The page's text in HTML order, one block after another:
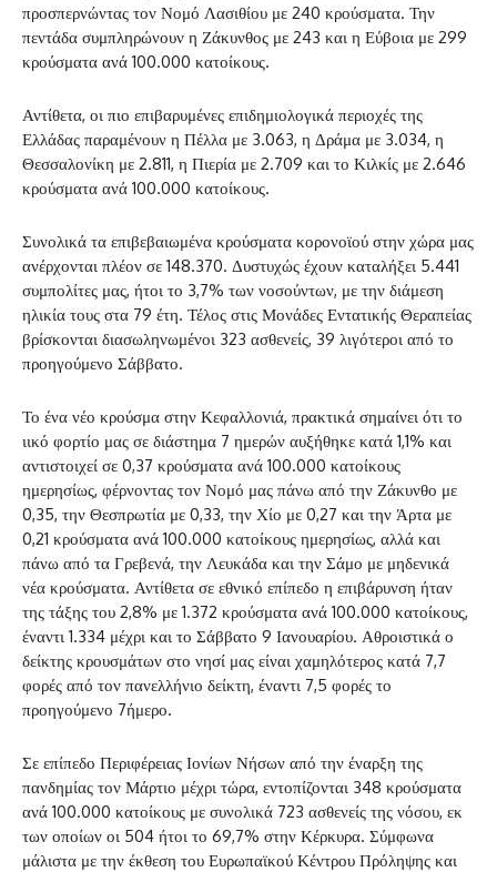
προσπερνώντας τον Νομό Λασιθίου με 240 κρούσματα. Την
πεντάδα συμπληρώνουν η Ζάκυνθος με 243 και η Εύβοια με 299
κρούσματα ανά 100.000 κατοίκους.
Αντίθετα, οι πιο επιβαρυμένες επιδημιολογικά περιοχές της
Ελλάδας παραμένουν η Πέλλα με 3.063, η Δράμα με 3.034, η
Θεσσαλονίκη με 2.811, η Πιερία με 2.709 και το Κιλκίς με 2.646
κρούσματα ανά 100.000 κατοίκους.
Συνολικά τα επιβεβαιωμένα κρούσματα κορονοϊού στην χώρα μας
ανέρχονται πλέον σε 148.370. Δυστυχώς έχουν καταλήξει 5.441
συμπολίτες μας, ήτοι το 3,7% των νοσούντων, με την διάμεση
ηλικία τους στα 79 έτη. Τέλος στις Μονάδες Εντατικής Θεραπείας
βρίσκονται διασωληνωμένοι 323 ασθενείς, 39 λιγότεροι από το
προηγούμενο Σάββατο.
Το ένα νέο κρούσμα στην Κεφαλλονιά, πρακτικά σημαίνει ότι το
ιικό φορτίο μας σε διάστημα 7 ημερών αυξήθηκε κατά 1,1% και
αντιστοιχεί σε 0,37 κρούσματα ανά 100.000 κατοίκους
ημερησίως, φέρνοντας τον Νομό μας πάνω από την Ζάκυνθο με
0,35, την Θεσπρωτία με 0,33, την Χίο με 0,27 και την Άρτα με
0,21 κρούσματα ανά 100.000 κατοίκους ημερησίως, αλλά και
πάνω από τα Γρεβενά, την Λευκάδα και την Σάμο με μηδενικά
νέα κρούσματα. Αντίθετα σε εθνικό επίπεδο η επιβάρυνση ήταν
της τάξης του 2,8% με 1.372 κρούσματα ανά 100.000 κατοίκους,
έναντι 1.334 μέχρι και το Σάββατο 9 Ιανουαρίου. Αθροιστικά ο
δείκτης κρουσμάτων στο νησί μας είναι χαμηλότερος κατά 7,7
φορές από τον πανελλήνιο δείκτη, έναντι 7,5 φορές το
προηγούμενο 7ήμερο.
Σε επίπεδο Περιφέρειας Ιονίων Νήσων από την έναρξη της
πανδημίας τον Μάρτιο μέχρι τώρα, εντοπίζονται 348 κρούσματα
ανά 100.000 κατοίκους με συνολικά 723 ασθενείς της νόσου, εκ
των οποίων οι 504 ήτοι το 69,7% στην Κέρκυρα. Σύμφωνα
μάλιστα με την έκθεση του Ευρωπαϊκού Κέντρου Πρόληψης και